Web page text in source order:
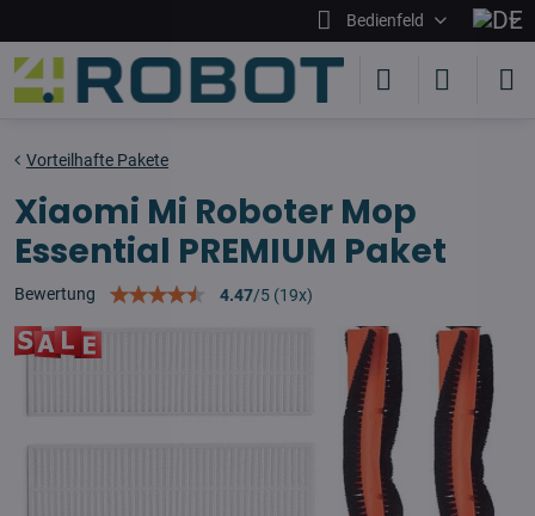
Bedienfeld
Vorteilhafte Pakete
Xiaomi Mi Roboter Mop
Essential PREMIUM Paket
Bewertung 4.47/5 (19x)